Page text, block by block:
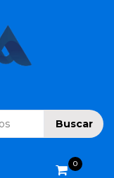
Buscar
0